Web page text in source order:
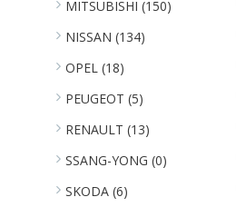
MITSUBISHI (150)
NISSAN (134)
OPEL (18)
PEUGEOT (5)
RENAULT (13)
SSANG-YONG (0)
SKODA (6)